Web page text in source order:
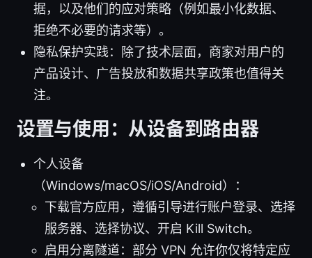
据，以及他们的应对策略（例如最小化数据、
拒绝不必要的请求等）。
隐私保护实践：除了技术层面，商家对用户的
产品设计、广告投放和数据共享政策也值得关
注。
设置与使用：从设备到路由器
个人设备
（Windows/macOS/iOS/Android）：
下载官方应用，遵循引导进行账户登录、选择
服务器、选择协议、开启 Kill Switch。
启用分离隧道：部分 VPN 允许你仅将特定应